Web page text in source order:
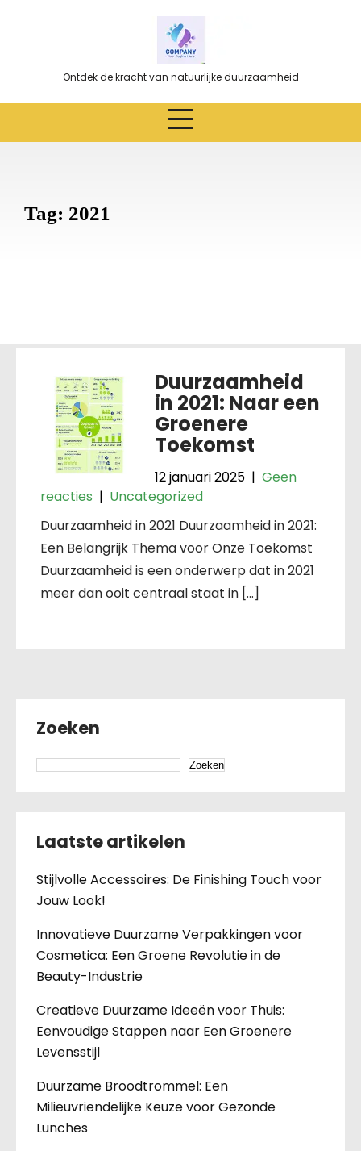
Ontdek de kracht van natuurlijke duurzaamheid
Tag: 2021
Duurzaamheid
in 2021: Naar een
Groenere
Toekomst
12 januari 2025 | Geen
reacties | Uncategorized
Duurzaamheid in 2021 Duurzaamheid in 2021:
Een Belangrijk Thema voor Onze Toekomst
Duurzaamheid is een onderwerp dat in 2021
meer dan ooit centraal staat in […]
Zoeken
Zoeken
Laatste artikelen
Stijlvolle Accessoires: De Finishing Touch voor
Jouw Look!
Innovatieve Duurzame Verpakkingen voor
Cosmetica: Een Groene Revolutie in de
Beauty-Industrie
Creatieve Duurzame Ideeën voor Thuis:
Eenvoudige Stappen naar Een Groenere
Levensstijl
Duurzame Broodtrommel: Een
Milieuvriendelijke Keuze voor Gezonde
Lunches